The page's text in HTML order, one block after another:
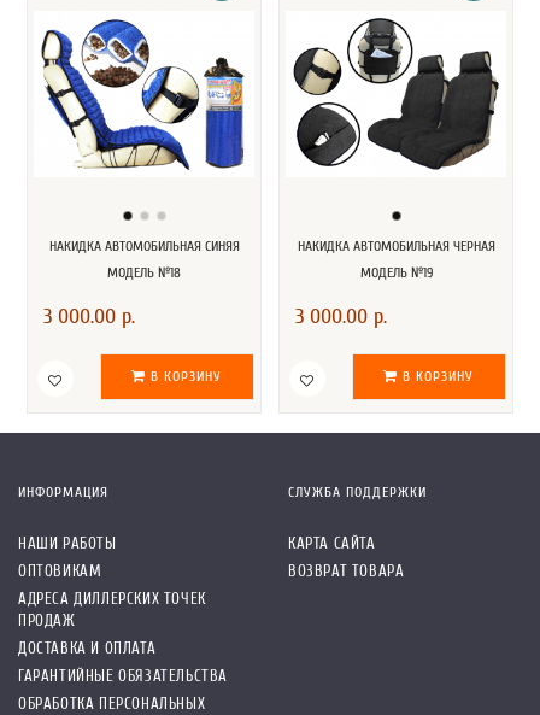
НАКИДКА АВТОМОБИЛЬНАЯ СИНЯЯ
МОДЕЛЬ №18
3 000.00 р.
В КОРЗИНУ
НАКИДКА АВТОМОБИЛЬНАЯ ЧЕРНАЯ
МОДЕЛЬ №19
3 000.00 р.
В КОРЗИНУ
ИНФОРМАЦИЯ
НАШИ РАБОТЫ
ОПТОВИКАМ
АДРЕСА ДИЛЛЕРСКИХ ТОЧЕК
ПРОДАЖ
ДОСТАВКА И ОПЛАТА
ГАРАНТИЙНЫЕ ОБЯЗАТЕЛЬСТВА
ОБРАБОТКА ПЕРСОНАЛЬНЫХ
СЛУЖБА ПОДДЕРЖКИ
КАРТА САЙТА
ВОЗВРАТ ТОВАРА